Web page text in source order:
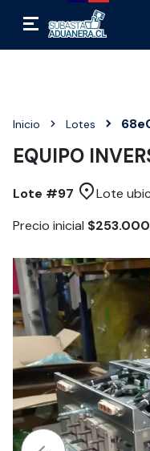
Inicio Lotes
EQUIPO
Lote #97 Lote
Precio inicial $253.000